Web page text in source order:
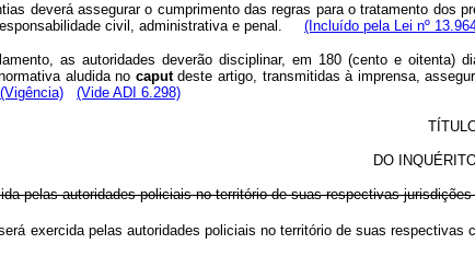
deverá assegurar o cumprimento das regras para o tratamento dos
civil, administrativa e penal. (Incluído pela Lei nº
as autoridades deverão disciplinar, em 180 (cento e
aludida no caputdeste artigo, transmitidas à imprensa,
(Vigência) (Vide ADI 6.298)
DO
pelas autoridades policiais no território de suas respectivas
exercida pelas autoridades policiais no território de suas